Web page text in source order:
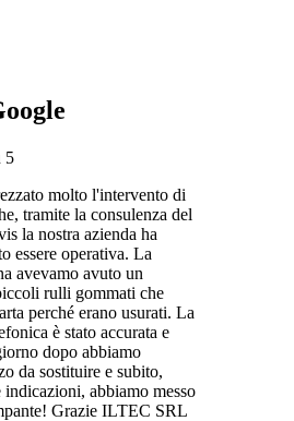
5
molto l'intervento di
tramite la consulenza del
la nostra azienda ha
essere operativa. La
avevamo avuto un
rulli gommati che
perché erano usurati. La
è stato accurata e
dopo abbiamo
da sostituire e subito,
indicazioni, abbiamo messo
Grazie ILTEC SRL